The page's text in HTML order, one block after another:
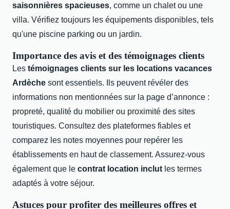
saisonnières spacieuses, comme un chalet ou une
villa. Vérifiez toujours les équipements disponibles, tels
qu'une piscine parking ou un jardin.
Importance des avis et des témoignages clients
Les témoignages clients sur les locations vacances
Ardèche sont essentiels. Ils peuvent révéler des
informations non mentionnées sur la page d’annonce :
propreté, qualité du mobilier ou proximité des sites
touristiques. Consultez des plateformes fiables et
comparez les notes moyennes pour repérer les
établissements en haut de classement. Assurez-vous
également que le contrat location inclut les termes
adaptés à votre séjour.
Astuces pour profiter des meilleures offres et